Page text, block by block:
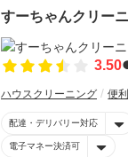
すーちゃんクリー
3.50
ハウスクリーニング 便
配達・デリバリー対応
電子マネー決済可